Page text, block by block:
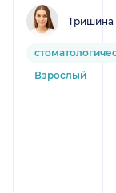
Тришина
Взрослый